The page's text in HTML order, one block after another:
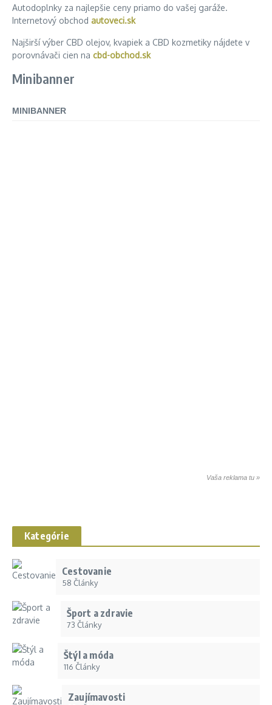
Autodoplnky za najlepšie ceny priamo do vašej garáže.
Internetový obchod autoveci.sk
Najširší výber CBD olejov, kvapiek a CBD kozmetiky nájdete v
porovnávači cien na cbd-obchod.sk
Minibanner
MINIBANNER
Vaša reklama tu »
Kategórie
Cestovanie
58 Články
Šport a zdravie
73 Články
Štýl a móda
116 Články
Zaujímavosti